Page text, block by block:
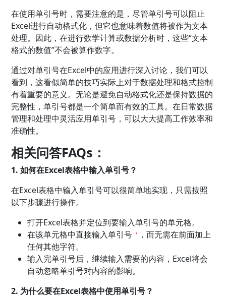
在使用单引号时，需要注意的是，尽管单引号可以阻止
Excel进行自动格式化，但它也意味着数值将被作为文本
处理。因此，在进行数学计算或数据分析时，这些“文本
格式的数值”不会被算作数字。
通过对单引号在Excel中的应用进行深入讨论，我们可以
看到，这看似简单的技巧实际上对于数据处理和格式控制
有着重要的意义。无论是避免自动格式化还是保持数据的
完整性，单引号都是一个简单而有效的工具。在日常数据
管理和处理中灵活应用单引号，可以大大提高工作效率和
准确性。
相关问答FAQs：
1. 如何在Excel表格中输入单引号？
在Excel表格中输入单引号可以很简单地实现，只需按照
以下步骤进行操作。
打开Excel表格并定位到要输入单引号的单元格。
在该单元格中直接输入单引号 '
，而无需在前面加上
任何其他字符。
输入完单引号后，继续输入需要的内容，Excel将会
自动忽略单引号对内容的影响。
2. 为什么要在Excel表格中使用单引号？